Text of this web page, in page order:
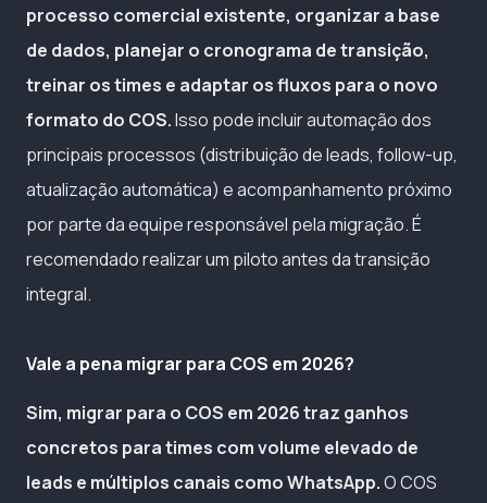
processo comercial existente, organizar a base
de dados, planejar o cronograma de transição,
treinar os times e adaptar os fluxos para o novo
formato do COS.Isso pode incluir automação dos
principais processos (distribuição de leads, follow-up,
atualização automática) e acompanhamento próximo
por parte da equipe responsável pela migração. É
recomendado realizar um piloto antes da transição
integral.
Vale a pena migrar para COS em 2026?
Sim, migrar para o COS em 2026 traz ganhos
concretos para times com volume elevado de
leads e múltiplos canais como WhatsApp.O COS